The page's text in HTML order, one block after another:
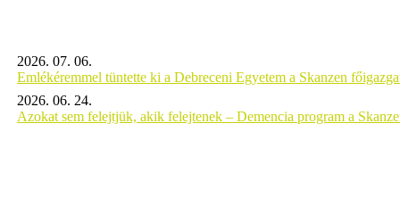
2026. 07. 06.
Emlékéremmel tüntette ki a Debreceni Egyetem a Skanzen
2026. 06. 24.
Azokat sem felejtjük, akik felejtenek – Demencia program a